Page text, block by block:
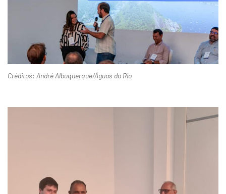
Créditos: André Albuquerque/Águas do Rio